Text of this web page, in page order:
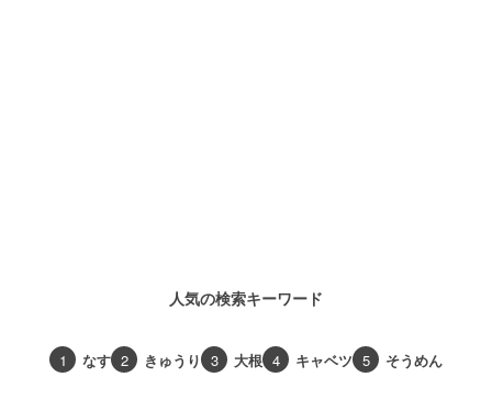
人気の検索キーワード
1 なす 2 きゅうり 3 大根 4 キャベツ 5 そうめん